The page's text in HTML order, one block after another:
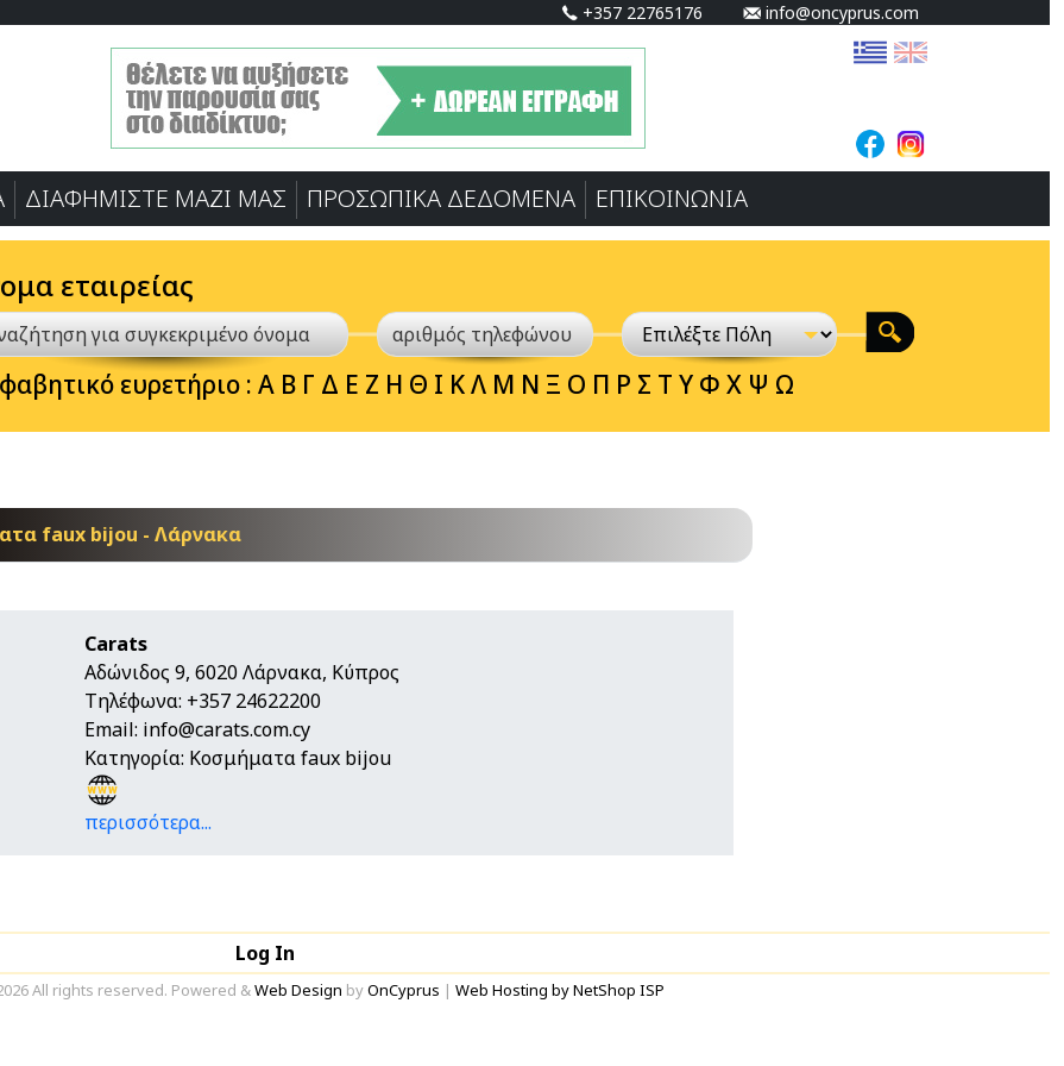
+357 22765176 info@oncyprus.com
ΔΙΑΦΗΜΙΣΤΕ ΜΑΖΙ ΜΑΣ ΠΡΟΣΩΠΙΚA ΔΕΔΟΜΕΝA ΕΠΙΚΟΙΝΩΝΙΑ
εταιρείας
ευρετήριο : Α Β Γ Δ Ε Ζ Η Θ Ι ΚΛ Μ Ν Ξ Ο Π Ρ Σ Τ Υ Φ Χ Ψ Ω
faux bijou - Λάρνακα
Carats
Αδώνιδος 9, 6020 Λάρνακα, Κύπρος
Τηλέφωνα: +357 24622200
Email: info@carats.com.cy
Κατηγορία: Κοσμήματα faux bijou
περισσότερα...
Log In
All rights reserved. Powered &Web Design byOnCyprus | Web Hosting by NetShop ISP